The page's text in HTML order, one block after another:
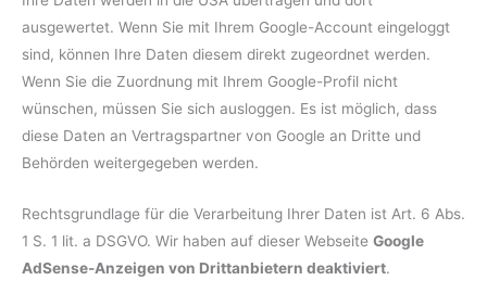
ausgewertet. Wenn Sie mit Ihrem Google-Account eingeloggt
sind, können Ihre Daten diesem direkt zugeordnet werden.
Wenn Sie die Zuordnung mit Ihrem Google-Profil nicht
wünschen, müssen Sie sich ausloggen. Es ist möglich, dass
diese Daten an Vertragspartner von Google an Dritte und
Behörden weitergegeben werden.
Rechtsgrundlage für die Verarbeitung Ihrer Daten ist Art. 6 Abs.
1 S. 1 lit. a DSGVO. Wir haben auf dieser Webseite Google
AdSense-Anzeigen von Drittanbietern deaktiviert.